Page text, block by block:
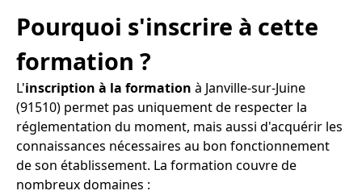
Pourquoi s'inscrire à cette
formation ?
L'inscription à la formation à Janville-sur-Juine
(91510) permet pas uniquement de respecter la
réglementation du moment, mais aussi d'acquérir les
connaissances nécessaires au bon fonctionnement
de son établissement. La formation couvre de
nombreux domaines :